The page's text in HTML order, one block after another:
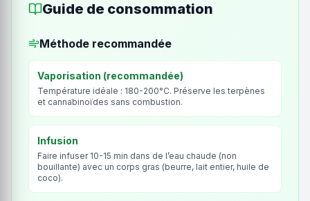
Guide de consommation
Méthode recommandée
Vaporisation (recommandée)
Température idéale : 180-200°C. Préserve les terpènes
et cannabinoïdes sans combustion.
Infusion
Faire infuser 10-15 min dans de l’eau chaude (non
bouillante) avec un corps gras (beurre, lait entier, huile de
coco).